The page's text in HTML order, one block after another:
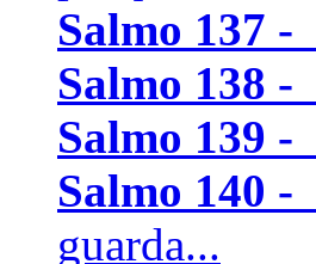
Salmo 137 -
Salmo 138 -
Salmo 139 -
Salmo 140 -
guarda...